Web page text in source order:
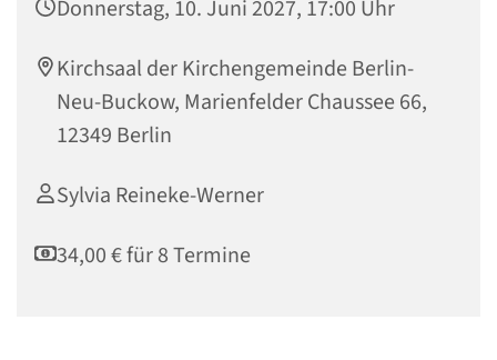
Donnerstag, 10. Juni 2027, 17:00 Uhr
Kirchsaal der Kirchengemeinde Berlin-
Neu-Buckow, Marienfelder Chaussee 66,
12349 Berlin
Sylvia Reineke-Werner
34,00 € für 8 Termine